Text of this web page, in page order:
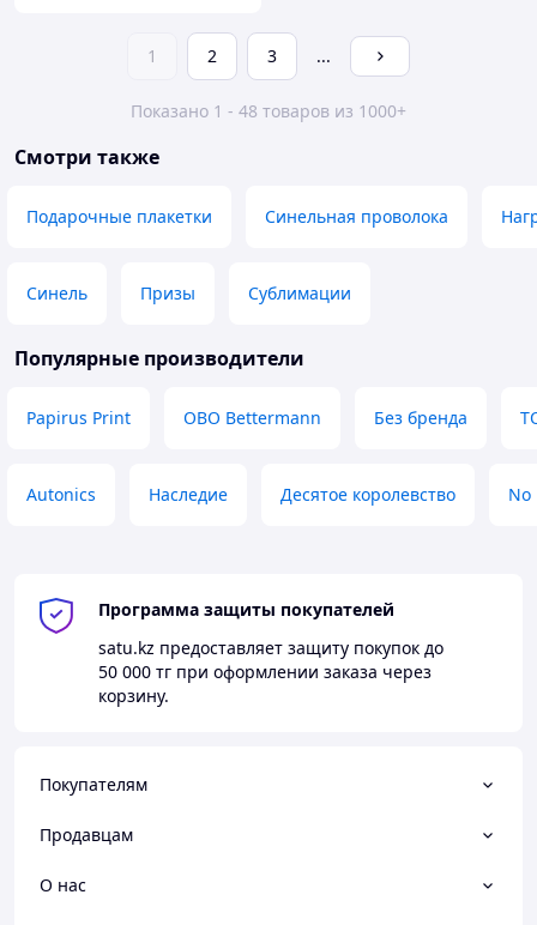
1 2 3 ...
Показано 1 - 48 товаров из 1000+
Смотри также
Подарочные плакетки Синельная проволока
Синель Призы Сублимации
Популярные производители
Papirus Print OBO Bettermann Без бренда
Autonics Наследие Десятое королевство No
Программа защиты покупателей
satu.kz предоставляет защиту покупок до
50 000 тг при оформлении заказа через
корзину.
Покупателям
Продавцам
О нас